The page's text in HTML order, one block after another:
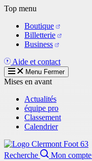
Aller
contenu
principal
Top menu
Boutique
Billetterie
Business
Aide et contact
Menu Fermer
Mises en avant
Actualités
équipe pro
Classement
Calendrier
Recherche
Mon compte